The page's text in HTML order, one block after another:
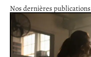
Nos dernières publications